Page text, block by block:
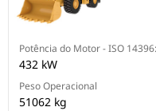
Potência do Motor - ISO
432 kW
Peso Operacional
51062 kg